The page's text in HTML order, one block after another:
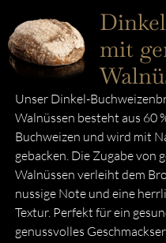
mit
Unser Dinkel-
Walnüssen besteht aus 60
Buchweizen und wird mit
gebacken. Die Zugabe von
Walnüssen verleiht dem
nussige Note und eine
Textur. Perfekt für ein
genussvolles